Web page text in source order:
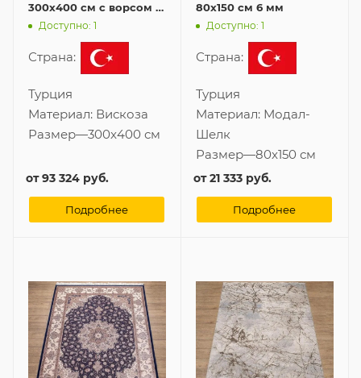
300x400 см с ворсом 6
ммДоступно: 1
Страна:
Турция
Материал: Вискоза
Размер—300x400 см
от93 324 руб.
Подробнее
80x150 см 6 мм
Доступно: 1
Страна:
Турция
Материал: Модал-
Шелк
Размер—80x150 см
от21 333 руб.
Подробнее